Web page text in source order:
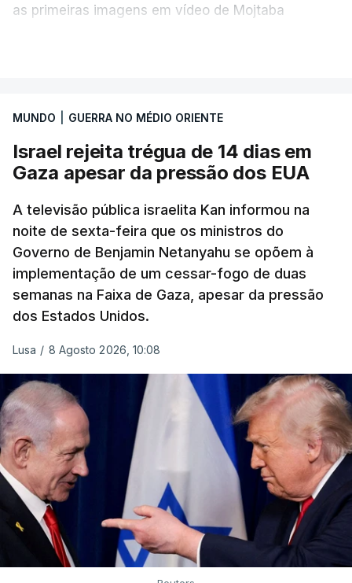
as primeiras imagens em vídeo de Mojtaba
Mehr na rede social Telegram, como aquilo que
israelita, que nos últimos tempos vem dando conta
de que o líder supremo iraniano estará em estado
crítico na sequência do bombardeamento que no
último dia de fevereiro passado matou o pai, o
ayatollah Ali Khamenei, e outros membros da
família.
As imagens mostram Mojtaba Khamenei no que
indicação adicional.
ERRO 100
ERROR ON HTML5 MEDIA ELEMENT
ESTE CONTEÚDO ESTÁ NESTE
MOMENTO INDISPONÍVEL
MUNDO GUERRA NO MÉDIO ORIENTE
Israel rejeita trégua de 14 dias em
Gaza apesar da pressão dos EUA
A televisão pública israelita Kan informou na
noite de sexta-feira que os ministros do
Governo de Benjamin Netanyahu se opõem à
implementação de um cessar-fogo de duas
semanas na Faixa de Gaza, apesar da pressão
dos Estados Unidos.
Lusa / 8 Agosto 2026, 10:08